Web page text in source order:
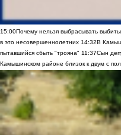
15:00Почему нельзя выбрасывать
в это несовершеннолетних 14:32В
пытавшийся сбыть "трояна" 11:37Сын
Камышинском районе близок к двум с